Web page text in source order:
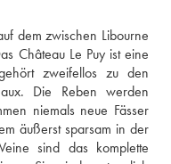
dem zwischen Libourne
Château Le Puy ist eine
zweifellos zu den
Die Reben werden
niemals neue Fässer
äußerst sparsam in der
sind das komplette